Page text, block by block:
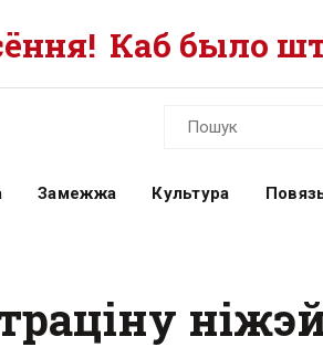
Каб было
Замежжа Культура
траціну